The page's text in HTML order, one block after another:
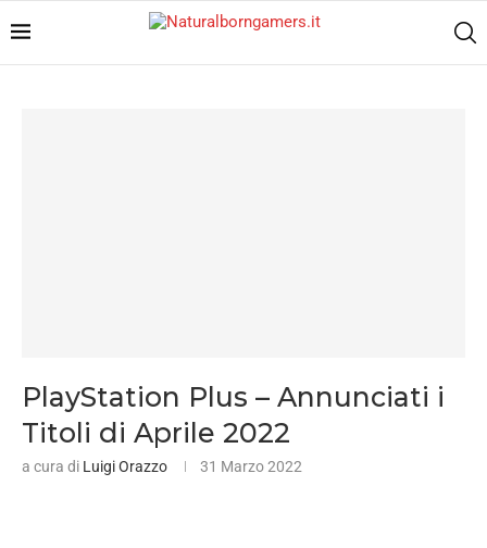
PlayStation Plus – Annunciati i
Titoli di Aprile 2022
a cura di Luigi Orazzo 31 Marzo 2022